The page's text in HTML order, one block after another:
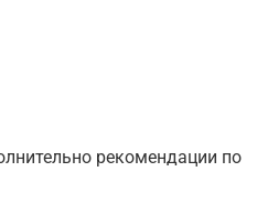
рекомендации по